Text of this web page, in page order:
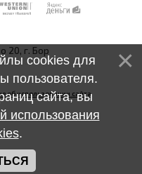
20, г. Бор
об использовании сайта
cookies для
пользователя.
сайта, вы
использования
.